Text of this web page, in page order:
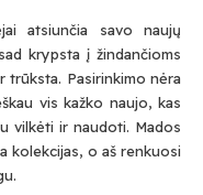
atsiunčia savo naujų
krypsta į žindančioms
trūksta. Pasirinkimo nėra
vis kažko naujo, kas
vilkėti ir naudoti. Mados
kolekcijas, o aš renkuosi